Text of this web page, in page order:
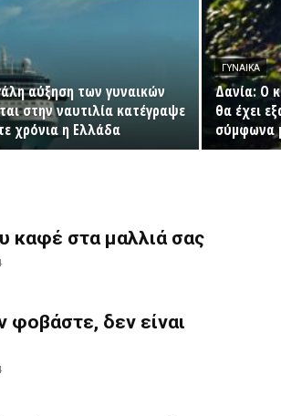
αύξηση των γυναικών
στην ναυτιλία κατέγραψε
χρόνια η Ελλάδα
ΓΥΝΑΊΚΑ
Δανία: Ο
θα έχει
σύμφωνα
καφέ στα μαλλιά σας
φοβάστε, δεν είναι